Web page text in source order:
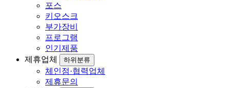
포스
키오스크
부가장비
프로그램
인기제품
제휴업체
하위분류
체인점·협력업체
제휴문의